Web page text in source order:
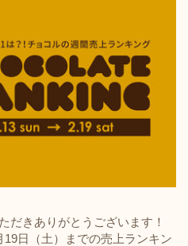
だきありがとうございます！
日（土）までの売上ランキン